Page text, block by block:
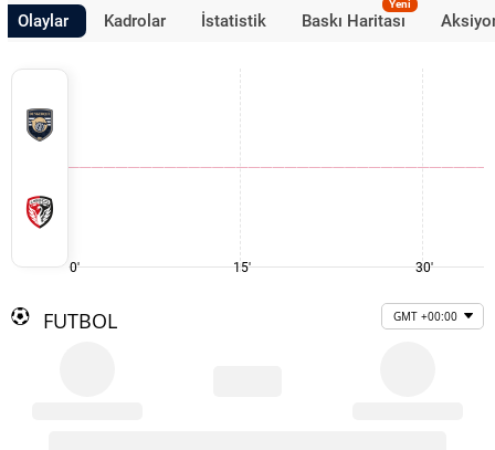
Olaylar Kadrolar İstatistik Baskı Haritası
Yeni
0' 15' 30'
FUTBOL GMT +00:00